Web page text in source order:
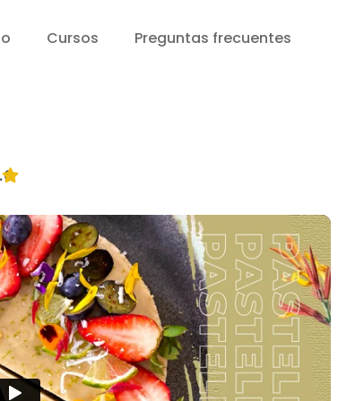
Cursos Preguntas frecuentes